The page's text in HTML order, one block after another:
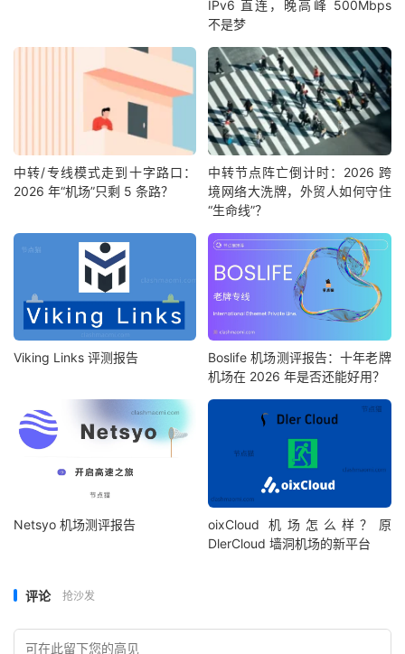
IPv6 直连，晚高峰 500Mbps
不是梦
中转/专线模式走到十字路口：
2026 年“机场”只剩 5 条路？
中转节点阵亡倒计时：2026 跨
境网络大洗牌，外贸人如何守住
“生命线”？
Viking Links 评测报告
Boslife 机场测评报告：十年老牌
机场在 2026 年是否还能好用？
Netsyo 机场测评报告
oixCloud 机场怎么样？原
DlerCloud 墙洞机场的新平台
评论 抢沙发